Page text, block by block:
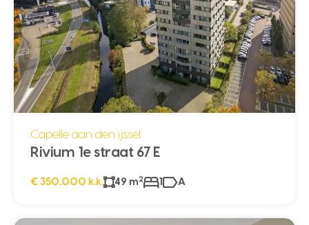
Capelle aan den ijssel
Rivium 1e straat 67 E
€ 350.000 k.k. 49 m2 1 A